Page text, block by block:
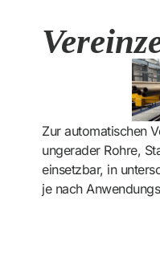
Zur automatischen
ungerader Rohre,
einsetzbar, in
je nach